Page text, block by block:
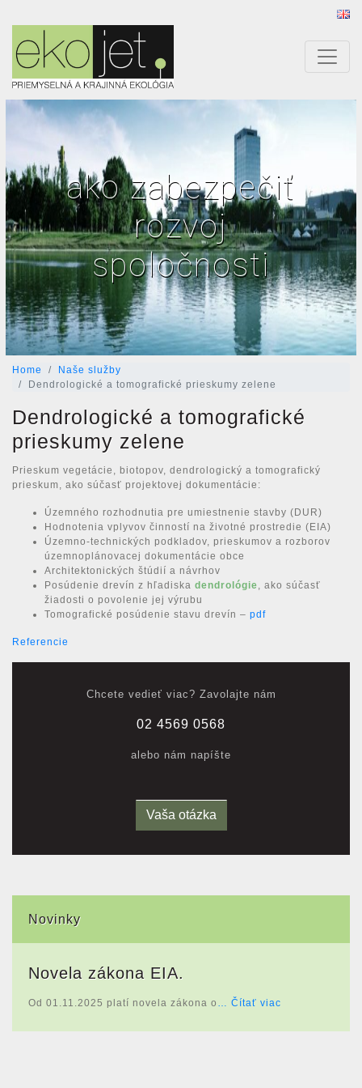
ako zabezpečiť
rozvoj
spoločnosti
Home
Naše služby
Dendrologické a tomografické prieskumy zelene
Dendrologické a tomografické
prieskumy zelene
Prieskum vegetácie, biotopov, dendrologický a tomografický
prieskum, ako súčasť projektovej dokumentácie:
Územného rozhodnutia pre umiestnenie stavby (DUR)
Hodnotenia vplyvov činností na životné prostredie (EIA)
Územno-technických podkladov, prieskumov a rozborov
územnoplánovacej dokumentácie obce
Architektonických štúdií a návrhov
Posúdenie drevín z hľadiska dendrológie , ako súčasť
žiadosti o povolenie jej výrubu
Tomografické posúdenie stavu drevín – pdf
Referencie
Chcete vedieť viac? Zavolajte nám
02 4569 0568
alebo nám napíšte
Vaša otázka
Novinky
Novela zákona EIA.
Od 01.11.2025 platí novela zákona o … Čítať viac